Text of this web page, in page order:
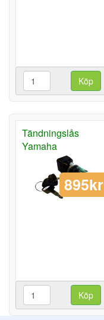
Köp
Tändningslås
Yamaha
895kr
Köp